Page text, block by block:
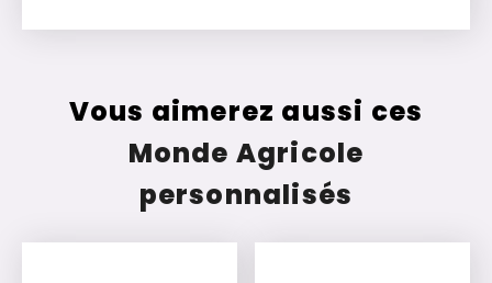
Vous aimerez aussi ces
Monde Agricole
personnalisés